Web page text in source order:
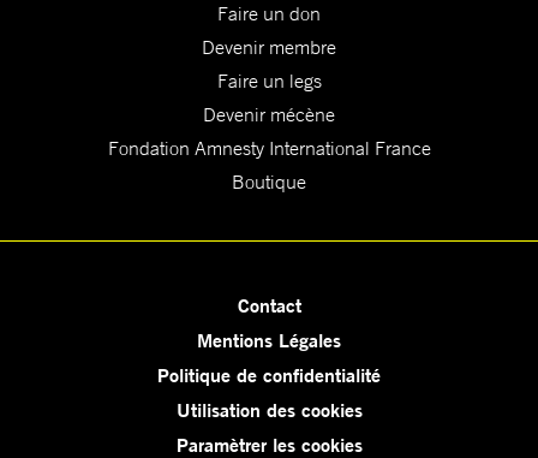
Faire un don
Devenir membre
Faire un legs
Devenir mécène
Fondation Amnesty International France
Boutique
Contact
Mentions Légales
Politique de confidentialité
Utilisation des cookies
Paramètrer les cookies